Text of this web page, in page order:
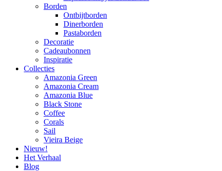
Borden
Ontbijtborden
Dinerborden
Pastaborden
Decoratie
Cadeaubonnen
Inspiratie
Collecties
Amazonia Green
Amazonia Cream
Amazonia Blue
Black Stone
Coffee
Corals
Sail
Vieira Beige
Nieuw!
Het Verhaal
Blog